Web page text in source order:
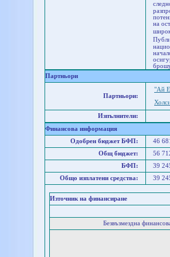
на
Партньори
Партньори:
"Ай
Изпълнители:
Финансова информация
Одобрен бюджет БФП:
46
Общ бюджет:
56
БФП:
39
Общо изплатени средства:
39
Източник на финансиране
Безвъзмездна